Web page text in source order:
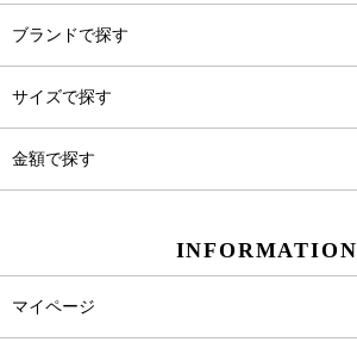
ブランドで探す
サイズで探す
金額で探す
INFORMATION
マイページ